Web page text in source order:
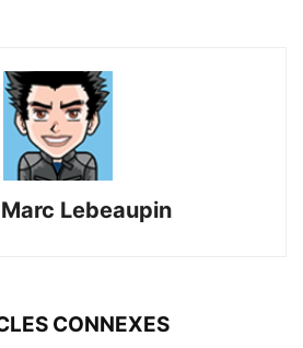
Lebeaupin
CONNEXES